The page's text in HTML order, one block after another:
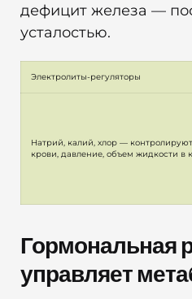
дефицит железа —
усталостью.
Электролиты-регуляторы
Натрий, калий, хлор —
крови, давление, объем жидкости в
Гормональная
управляет